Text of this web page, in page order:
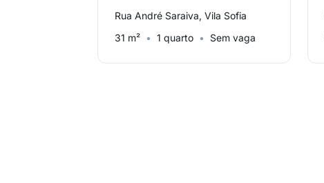
Rua André Saraiva, Vila Sofia
31 m²
1 quarto Sem vaga